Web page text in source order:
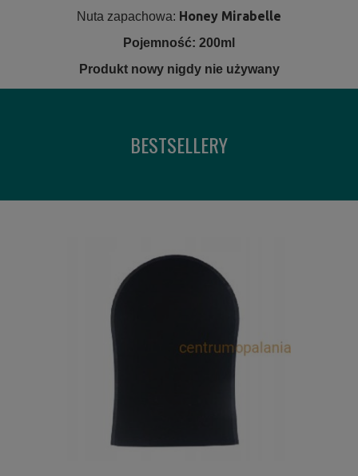
Nuta zapachowa: Honey Mirabelle
Pojemność: 200ml
Produkt nowy nigdy nie używany
BESTSELLERY